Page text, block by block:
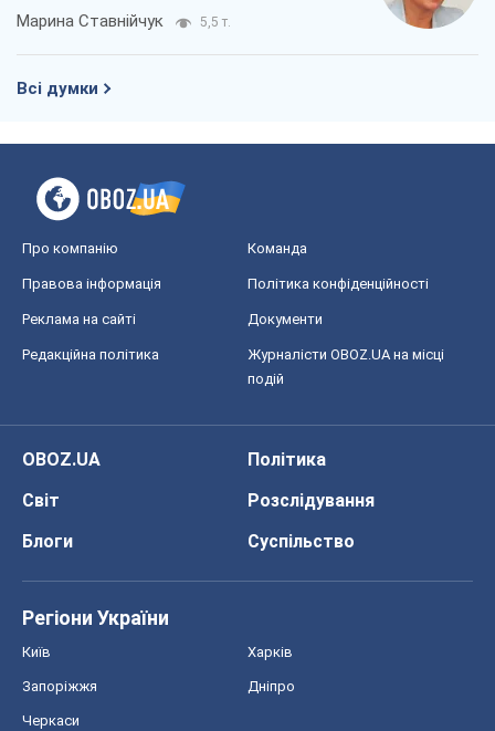
Марина Ставнійчук 5,5 т.
Всі думки
Про компанію Команда
Правова інформація Політика конфіденційності
Реклама на сайті Документи
Редакційна політика
Журналісти OBOZ.UA на місці
подій
OBOZ.UA
Політика
Світ
Розслідування
Блоги
Суспільство
Регіони України
Київ Харків
Запоріжжя Дніпро
Черкаси